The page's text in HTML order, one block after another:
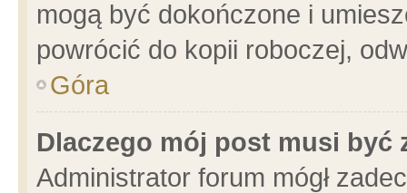
mogą być dokończone i
powrócić do kopii roboczej,
Góra
Dlaczego mój post musi być
Administrator forum mógł